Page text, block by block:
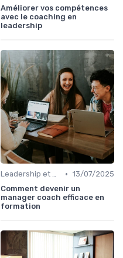
Améliorer vos compétences
avec le coaching en
leadership
Leadership et management commercial • 13/07/2025
Comment devenir un
manager coach efficace en
formation